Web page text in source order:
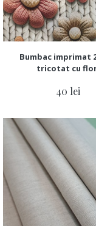
Bumbac imprimat
tricotat cu
40 lei